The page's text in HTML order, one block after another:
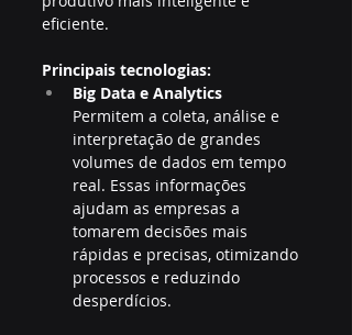
eficiente.
Principais tecnologias:
Big Data e Analytics
Permitem a coleta, análise e
interpretação de grandes
volumes de dados em tempo
real. Essas informações
ajudam as empresas a
tomarem decisões mais
rápidas e precisas, otimizando
processos e reduzindo
desperdícios.